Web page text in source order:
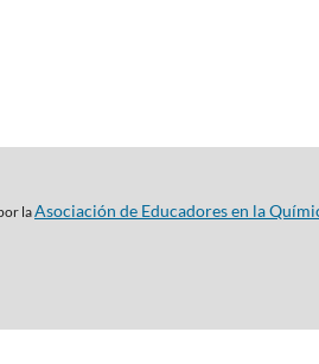
laAsociación de Educadores en la